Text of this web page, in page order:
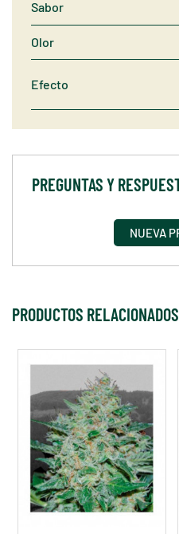
Sabor
Olor
Efecto
PREGUNTAS Y
NUEVA
PRODUCTOS RELACIONADOS